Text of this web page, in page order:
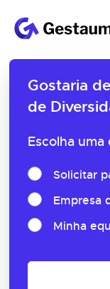
Gostaria
de
Escolha
Solicitar
Empresa
Minha